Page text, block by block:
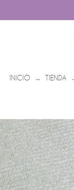
INICIO → TIENDA